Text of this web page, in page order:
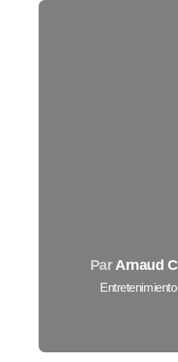
Par Arnaud
Entretenimiento